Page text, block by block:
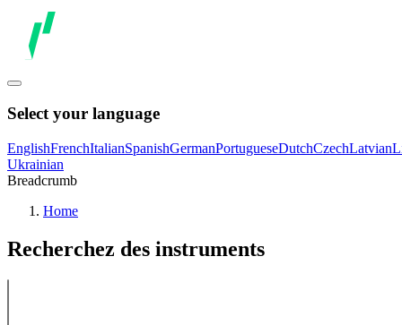
Select your language
EnglishFrenchItalianSpanishGermanPortugueseDutchCzechLatvian
Ukrainian
Breadcrumb
Home
Recherchez des instruments